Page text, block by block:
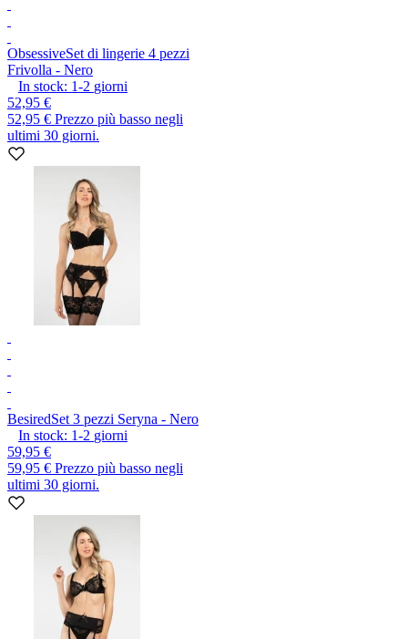
ObsessiveSet di lingerie 4 pezzi
Frivolla - Nero
In stock: 1-2 giorni
52,95 €
52,95 € Prezzo più basso negli
ultimi 30 giorni.
BesiredSet 3 pezzi Seryna - Nero
In stock: 1-2 giorni
59,95 €
59,95 € Prezzo più basso negli
ultimi 30 giorni.